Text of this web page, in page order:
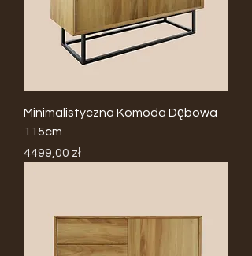
Minimalistyczna Komoda Dębowa
115cm
Cena
4499,00 zł